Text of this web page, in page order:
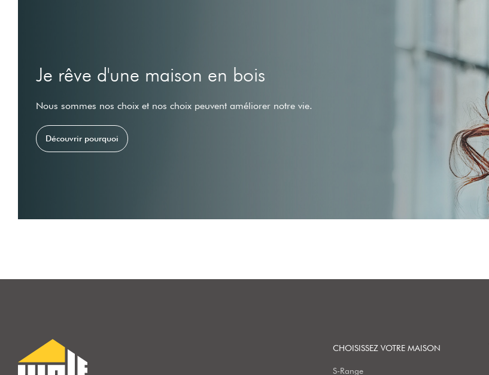
Je rêve d'une maison en bois
Nous sommes nos choix et nos choix peuvent améliorer notre vie.
Découvrir pourquoi
CHOISISSEZ VOTRE MAISON
S-Range